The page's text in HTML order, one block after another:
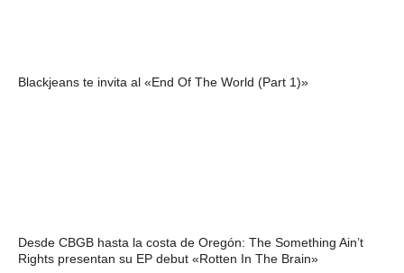
Blackjeans te invita al «End Of The World (Part 1)»
Desde CBGB hasta la costa de Oregón: The Something Ain’t
Rights presentan su EP debut «Rotten In The Brain»